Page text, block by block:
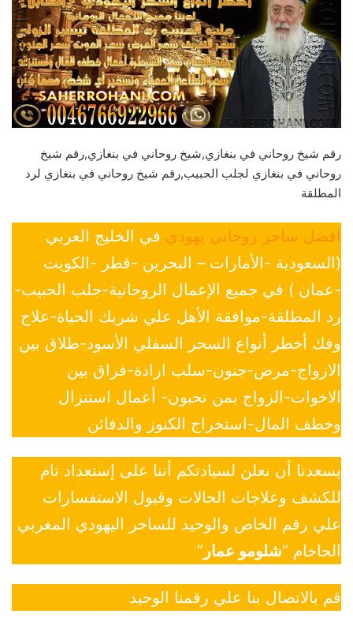
رقم شيخ روحاني في بنغازي,شيخ روحاني في بنغازي,رقم شيخ
روحاني في بنغازي لجلب الحبيب,رقم شيخ روحاني في بنغازي لرد
المطلقة
افضل ساحر روحاني يهودي في الخليج العربي
(السعودية -الأمارات – البحرين -قطر -الكويت
-عمان ) في جميع الإعمال الروحانية-جلب الحبيب-
رد المطلقة-موافقة الأهل علي شريك الحياة-علاج
وفك أخطر أنواع السحر السفلي الأسود-طلاق بين
الازواج-مرض-جنون-سلب ارادة-فراق بين
الاخوات-الزواج بمن تحبون- أعمال استنزال
وخطف المال-استخراج الكنوز والدفائن
يسعدنا أن نعلن لسيادتكم أننا على إستعداد تام
للكشف وعلاجات الحالات وقبول الاستفسارات
علي رقم الخاص والوحيد للساحر اليهودي المغربي
الحاخام “شلومو عمار ”
قم بالاتصال بنا علي رقمنا الوحيد